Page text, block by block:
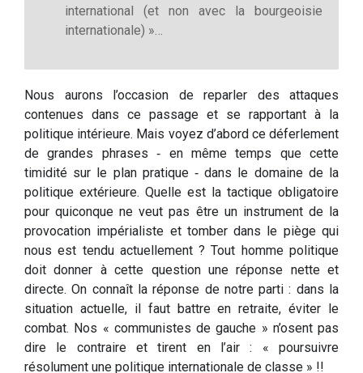
international (et non avec la bourgeoisie
internationale) »…
Nous aurons l’occasion de reparler des attaques
contenues dans ce passage et se rapportant à la
politique intérieure. Mais voyez d’abord ce déferlement
de grandes phrases ‑ en même temps que cette
timidité sur le plan pratique ‑ dans le domaine de la
politique extérieure. Quelle est la tactique obligatoire
pour quiconque ne veut pas être un instrument de la
provocation impérialiste et tomber dans le piège qui
nous est tendu actuellement ? Tout homme politique
doit donner à cette question une réponse nette et
directe. On connaît la réponse de notre parti : dans la
situation actuelle, il faut battre en retraite, éviter le
combat. Nos « communistes de gauche » n’osent pas
dire le contraire et tirent en l’air : « poursuivre
résolument une politique internationale de classe » !!